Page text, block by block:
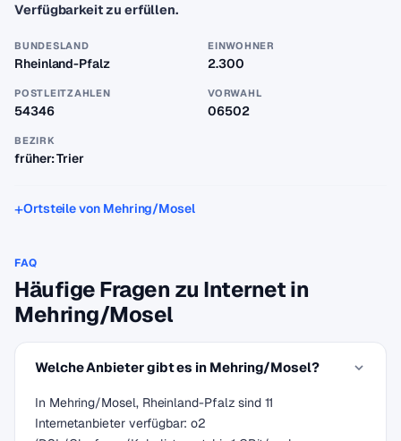
Verfügbarkeit zu erfüllen.
BUNDESLAND
Rheinland-Pfalz
EINWOHNER
2.300
POSTLEITZAHLEN
54346
VORWAHL
06502
BEZIRK
früher: Trier
Ortsteile von Mehring/Mosel
FAQ
Häufige Fragen zu Internet in
Mehring/Mosel
Welche Anbieter gibt es in Mehring/Mosel?
In Mehring/Mosel, Rheinland-Pfalz sind 11
Internetanbieter verfügbar: o2